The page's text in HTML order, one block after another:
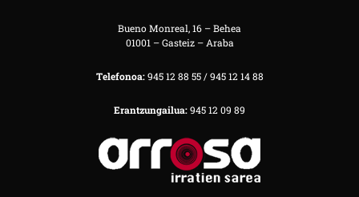
Bueno Monreal, 16 – Behea
01001 – Gasteiz – Araba
Telefonoa:945 12 88 55 / 945 12 14 88
Erantzungailua:945 12 09 89